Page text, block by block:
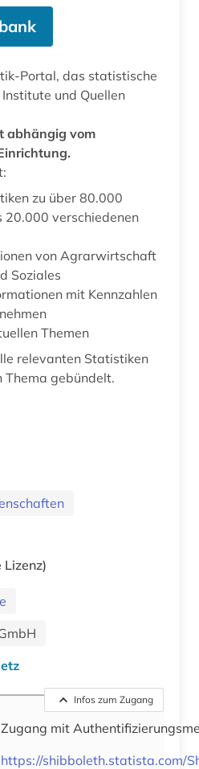
Portal, das statistische
und Quellen
abhängig vom
zu über 80.000
20.000 verschiedenen
von Agrarwirtschaft
Soziales
mit Kennzahlen
Themen
relevanten Statistiken
Thema gebündelt.
Lizenz)
Infos zum Zugang
Zugang mit
https://shibboleth.statista.com/